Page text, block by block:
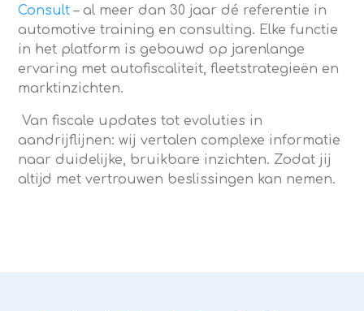
Consult – al meer dan 30 jaar dé referentie in
automotive training en consulting. Elke functie
in het platform is gebouwd op jarenlange
ervaring met autofiscaliteit, fleetstrategieën en
marktinzichten.
Van fiscale updates tot evoluties in
aandrijflijnen: wij vertalen complexe informatie
naar duidelijke, bruikbare inzichten. Zodat jij
altijd met vertrouwen beslissingen kan nemen.